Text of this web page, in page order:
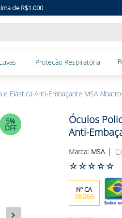
de R$1.000
Luvas Proteção Respiratória
Elástica Anti-Embaçante MSA
5%
OFF
Óculos
Anti-
MSA
☆☆☆☆☆
18066